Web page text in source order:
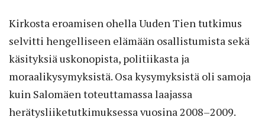
Kirkosta eroamisen ohella Uuden Tien tutkimus
selvitti hengelliseen elämään osallistumista sekä
käsityksiä uskon­opista, politiikasta ja
moraalikysymyksistä. Osa kysymyksistä oli samoja
kuin Salomäen toteuttamassa laajassa
herätysliiketutkimuksessa vuosina 2008–2009.